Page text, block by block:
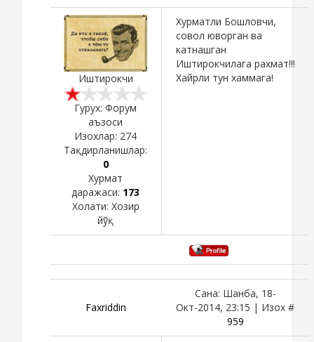
Иштирокчи
Гурух: Форум
аъзоси
Изохлар: 274
Тақдирланишлар:
0
Хурмат
даражаси: 173
Холати: Хозир
йўқ
Хурматли Бошловчи,
совол юворган ва
катнашган
Иштирокчилага рахмат!!!
Хайрли тун хаммага!
Faxriddin
Сана: Шанба, 18-
Окт-2014, 23:15 | Изох #
959